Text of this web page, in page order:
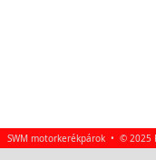
SWM motorkerékpárok • © 2025